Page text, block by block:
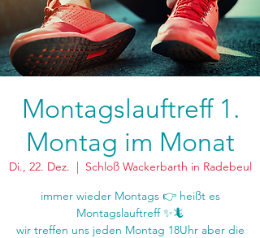
Montagslauftreff 1.
Montag im Monat
Di., 22. Dez.
  |
Schloß Wackerbarth in Radebeul
immer wieder Montags 👉 heißt es
Montagslauftreff ✨🦎
wir treffen uns jeden Montag 18Uhr aber die